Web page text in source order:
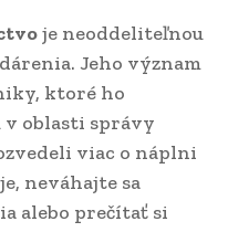
je neoddeliteľnou
Jeho význam
ktoré ho
oblasti správy
viac o náplni
neváhajte sa
alebo prečítať si